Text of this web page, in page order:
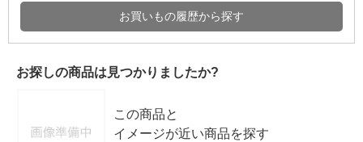
お買いもの履歴から探す
お探しの商品は見つかりましたか?
この商品と
イメージが近い商品を探す